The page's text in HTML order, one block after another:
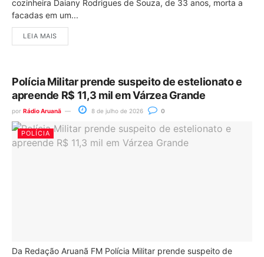
cozinheira Daiany Rodrigues de Souza, de 33 anos, morta a
facadas em um...
LEIA MAIS
Polícia Militar prende suspeito de estelionato e
apreende R$ 11,3 mil em Várzea Grande
por Rádio Aruanã 8 de julho de 2026 0
POLÍCIA
Da Redação Aruanã FM Polícia Militar prende suspeito de